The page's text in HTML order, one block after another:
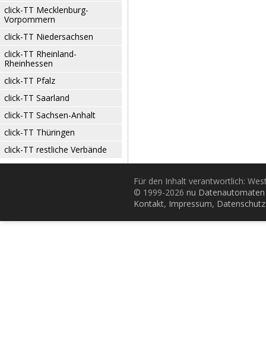
click-TT Mecklenburg-
Vorpommern
click-TT Niedersachsen
click-TT Rheinland-
Rheinhessen
click-TT Pfalz
click-TT Saarland
click-TT Sachsen-Anhalt
click-TT Thüringen
click-TT restliche Verbände
Für den Inhalt verantwortlich:
© 1999-2026 nu
Kontakt, Impressum, Datenschutz